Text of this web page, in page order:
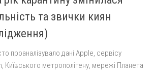
та звички киян
проаналізувало дані Apple, сервісу
Київського метрополітену, мережі Планета